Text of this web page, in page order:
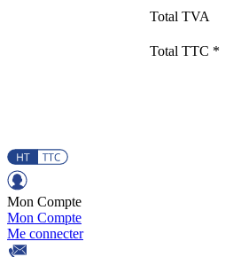
Total TVA
Total TTC *
Mon Compte
Mon Compte
Me connecter